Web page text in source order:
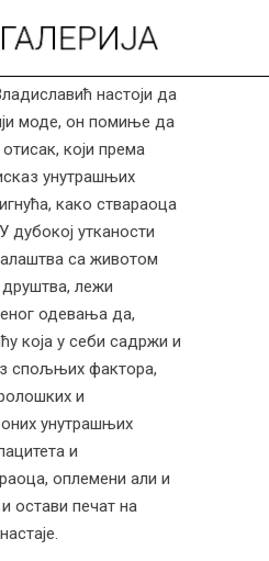
настоји да
моде, он помиње да
који према
унутрашњих
како ствараоца
дубокој утканости
са животом
лежи
одевања да,
која у себи садржи и
спољњих фактора,
и
унутрашњих
и
оплемени али и
остави печат на